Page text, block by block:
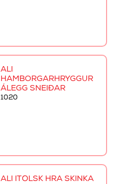
ALI
HAMBORGARHRYGGUR
ÁLEGG SNEIÐAR
1020
ALI ÍTÖLSK HRÁ SKINKA